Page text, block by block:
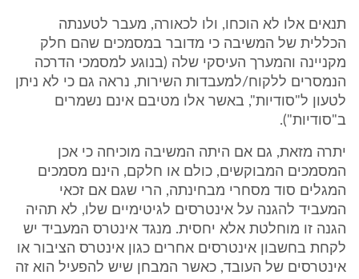
תנאים אלו לא הוכחו, ולו לכאורה, מעבר לטענתה
הכללית של המשיבה כי מדובר במסמכים שהם חלק
מקניינה והמערך העיסקי שלה (בנוגע למסמכי הדרכה
הנמסרים ללקוח/למעבדות השירות, נראה גם כי לא ניתן
לטעון ל"סודיות", באשר אלו מטיבם אינם נשמרים
ב"סודיות").
יתרה מזאת, גם אם היתה המשיבה מוכיחה כי אכן
המסמכים המבוקשים, כולם או חלקם, הינם מסמכים
המגלים סוד מסחרי מבחינתה, הרי שגם אם זכאי
המעביד להגנה על אינטרסים לגיטימיים שלו, לא תהיה
הגנה זו מוחלטת אלא יחסית. מנגד אינטרס המעביד יש
לקחת בחשבון אינטרסים אחרים כגון אינטרס הציבור או
אינטרסים של העובד, כאשר המבחן שיש להפעיל הוא זה